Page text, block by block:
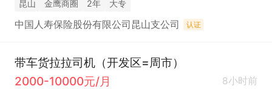
昆山 金鹰商圈 2年 大专
中国人寿保险股份有限公司昆山支公司 认证
带车货拉拉司机（开发区=周市）
2000-10000元/月
8小时前